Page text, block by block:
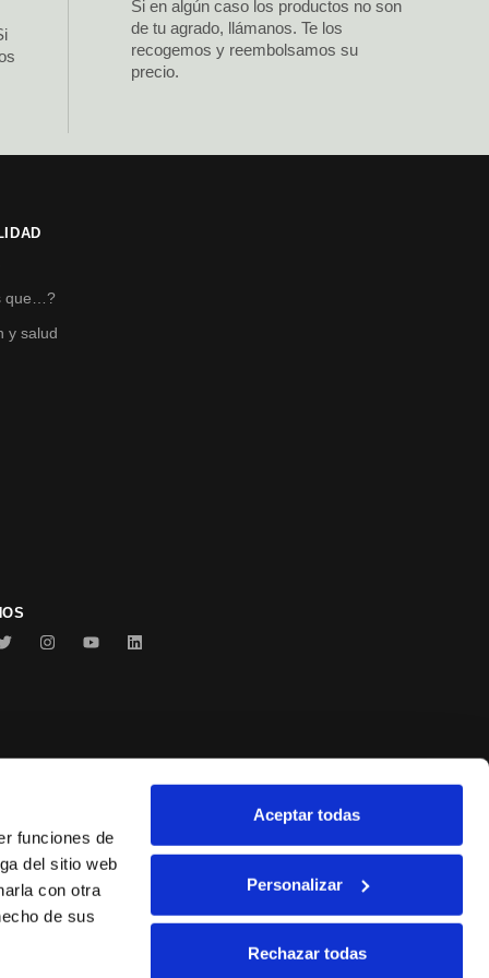
funciones de
del sitio web
con otra
de sus
Aceptar todas
Personalizar
Rechazar todas
Si en algún caso los productos no son
de tu agrado, llámanos. Te los
recogemos y reembolsamos su
precio.
que…?
y salud
Serrats